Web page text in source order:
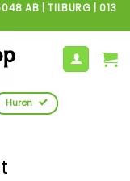
AB | TILBURG | 013
Huren